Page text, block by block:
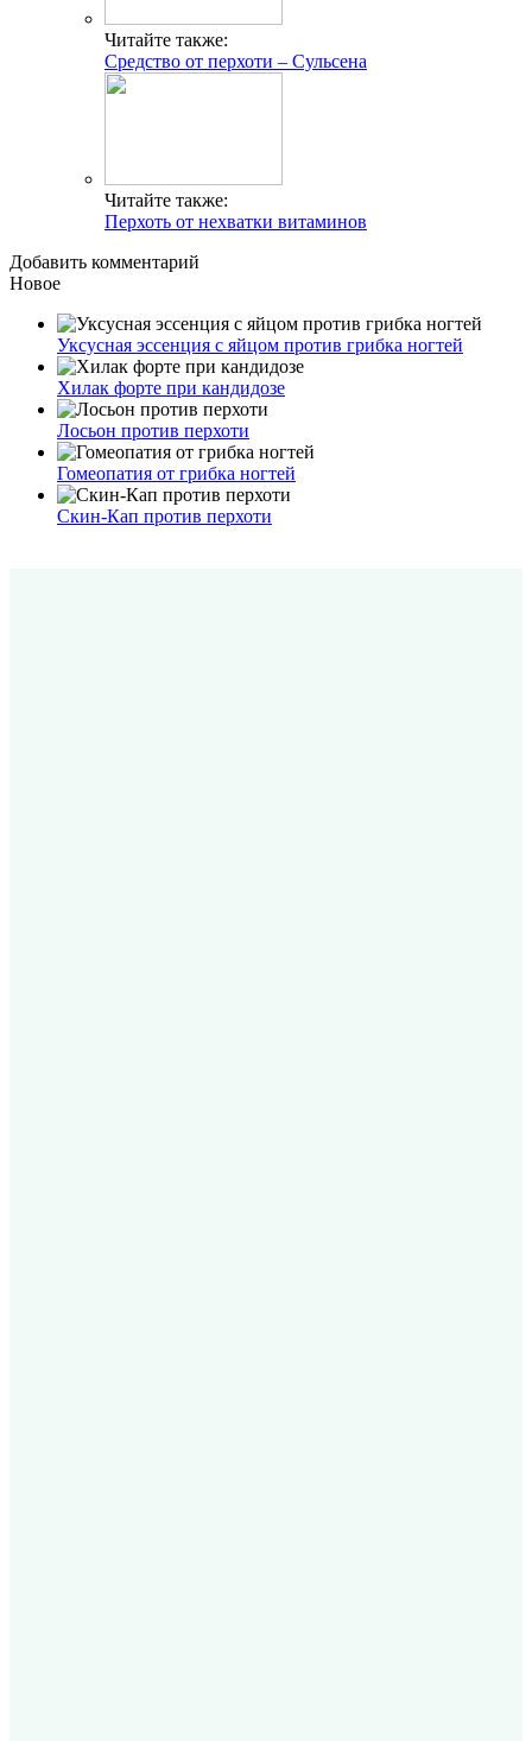
Читайте также:
Средство от перхоти – Сульсена
Читайте также:
Перхоть от нехватки витаминов
Добавить комментарий
Новое
Уксусная эссенция с яйцом против грибка ногтей
Хилак форте при кандидозе
Лосьон против перхоти
Гомеопатия от грибка ногтей
Скин-Кап против перхоти